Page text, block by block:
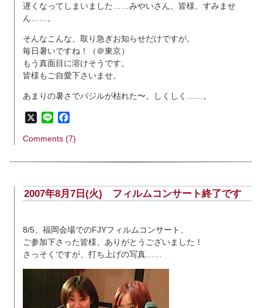
遅くなってしまいました……みやいさん、皆様、すみませ
ん……。
そんなこんな、取り急ぎお知らせだけですが。
毎日暑いですね！（＠東京）
もう真面目に溶けそうです。
皆様もご自愛下さいませ。
あまりの暑さでバジルが枯れた〜。しくしく……。
X Line
Comments (7)
2007年8月7日(火) フィルムコンサート終了です
8/5、福岡会場でのFJYフィルムコンサート、
ご参加下さった皆様、ありがとうございました！
さっそくですが、打ち上げの写真……